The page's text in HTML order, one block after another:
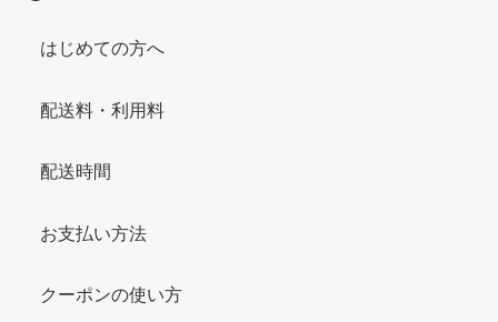
はじめての方へ
配送料・利用料
配送時間
お支払い方法
クーポンの使い方